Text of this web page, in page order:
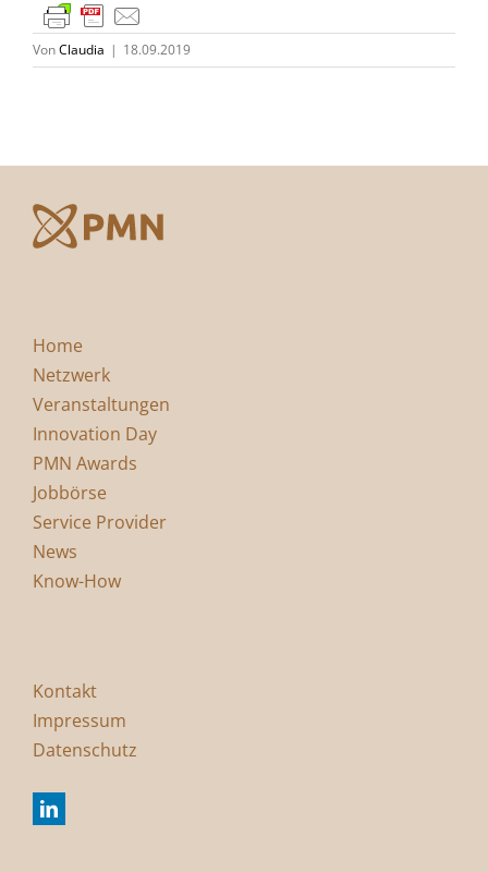
VonClaudia | 18.09.2019
Home
Netzwerk
Veranstaltungen
Innovation Day
PMN Awards
Jobbörse
Service Provider
News
Know-How
Kontakt
Impressum
Datenschutz